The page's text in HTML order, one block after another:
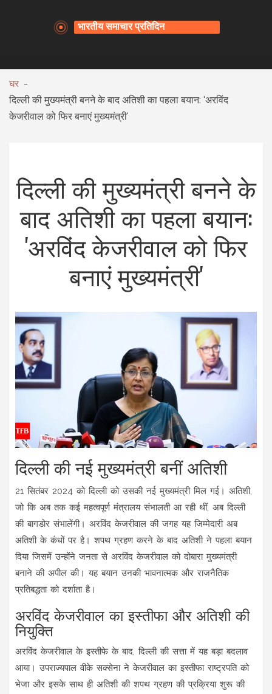
घर
दिल्ली की मुख्यमंत्री बनने के बाद अतिशी का पहला बयान: 'अरविंद
केजरीवाल को फिर बनाएं मुख्यमंत्री'
दिल्ली की मुख्यमंत्री बनने के
बाद अतिशी का पहला बयान:
'अरविंद केजरीवाल को फिर
बनाएं मुख्यमंत्री'
दिल्ली की नई मुख्यमंत्री बनीं अतिशी
21 सितंबर 2024 को दिल्ली को उसकी नई मुख्यमंत्री मिल गई। अतिशी,
जो कि अब तक कई महत्वपूर्ण मंत्रालय संभालती आ रही थीं, अब दिल्ली
की बागडोर संभालेंगी। अरविंद केजरीवाल की जगह यह जिम्मेदारी अब
अतिशी के कंधों पर है। शपथ ग्रहण करने के बाद अतिशी ने पहला बयान
दिया जिसमें उन्होंने जनता से अरविंद केजरीवाल को दोबारा मुख्यमंत्री
बनाने की अपील की। यह बयान उनकी भावनात्मक और राजनैतिक
प्रतिबद्धता को दर्शाता है।
अरविंद केजरीवाल का इस्तीफा और अतिशी की
नियुक्ति
अरविंद केजरीवाल के इस्तीफे के बाद, दिल्ली की सत्ता में यह बड़ा बदलाव
आया। उपराज्यपाल वीके सक्सेना ने केजरीवाल का इस्तीफा राष्ट्रपति को
भेजा और इसके साथ ही अतिशी की शपथ ग्रहण की प्रक्रिया शुरू की